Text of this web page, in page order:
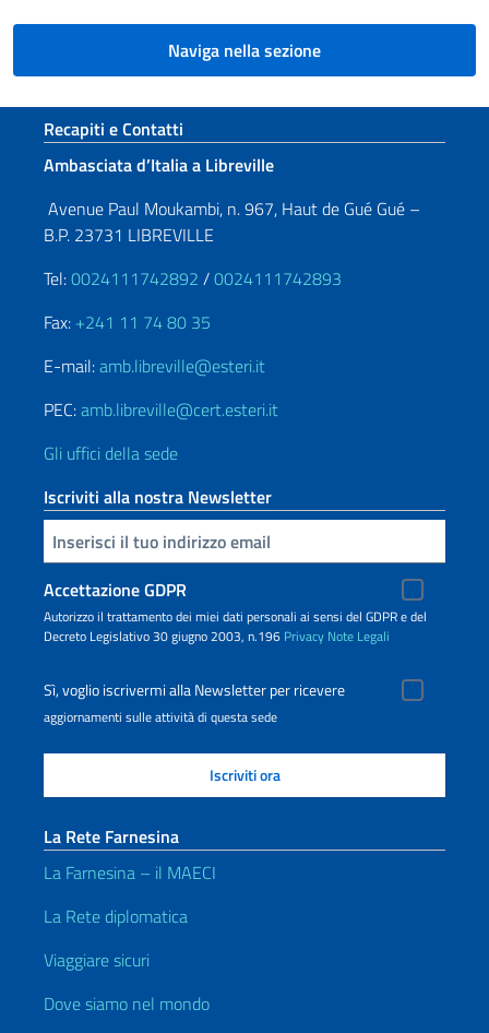
Naviga nella sezione
Sezione footer
Recapiti e Contatti
Ambasciata d’Italia a Libreville
Avenue Paul Moukambi, n. 967, Haut de Gué Gué –
B.P. 23731 LIBREVILLE
Tel:0024111742892 /0024111742893
Fax: +241 11 74 80 35
E-mail:amb.libreville@esteri.it
PEC:amb.libreville@cert.esteri.it
Gli uffici della sede
Iscriviti alla nostra Newsletter
Inserisci la tua email
Accettazione GDPR
Autorizzo il trattamento dei miei dati personali ai sensi del GDPR e del
Decreto Legislativo 30 giugno 2003, n.196 Privacy Note Legali
Sì, voglio iscrivermi alla Newsletter per ricevere
aggiornamenti sulle attività di questa sede
La Rete Farnesina
La Farnesina – il MAECI
La Rete diplomatica
Viaggiare sicuri
Dove siamo nel mondo